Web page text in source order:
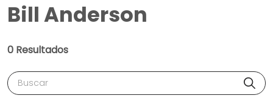
Bill Anderson
0 Resultados
Buscar